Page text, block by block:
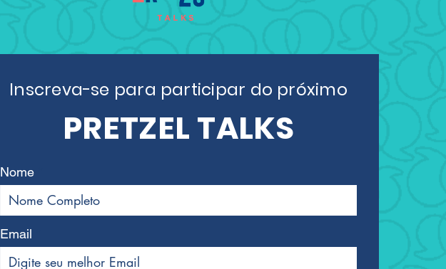
Inscreva-se para participar do próximo
PRETZEL TALKS
Nome
Email